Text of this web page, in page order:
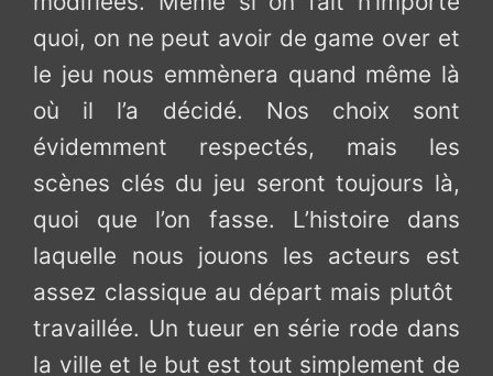
quoi, on ne peut avoir de game over et
le jeu nous emmènera quand même là
où il l’a décidé. Nos choix sont
évidemment respectés, mais les
scènes clés du jeu seront toujours là,
quoi que l’on fasse. L’histoire dans
laquelle nous jouons les acteurs est
assez classique au départ mais plutôt
travaillée. Un tueur en série rode dans
la ville et le but est tout simplement de